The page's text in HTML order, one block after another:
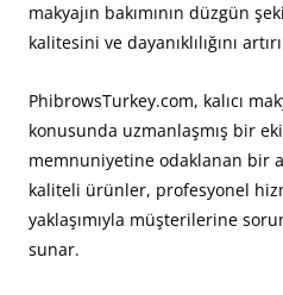
makyajın bakımının düzgün
kalitesini ve dayanıklılığını
PhibrowsTurkey.com, kalıcı
konusunda uzmanlaşmış bir
memnuniyetine odaklanan bir
kaliteli ürünler, profesyonel
yaklaşımıyla müşterilerine
sunar.